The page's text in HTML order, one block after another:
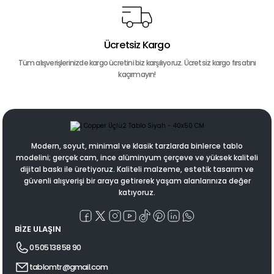
Ücretsiz Kargo
Tüm alışverişlerinizde kargo ücretini biz karşılıyoruz. Ücretsiz kargo fırsatını
kaçırmayın!
Modern, soyut, minimal ve klasik tarzlarda binlerce tablo
modelini; gerçek cam, ince alüminyum çerçeve ve yüksek kaliteli
dijital baskı ile üretiyoruz. Kaliteli malzeme, estetik tasarım ve
güvenli alışverişi bir araya getirerek yaşam alanlarınıza değer
katıyoruz.
BİZE ULAŞIN
0 505 138 58 90
tablomtr@gmail.com